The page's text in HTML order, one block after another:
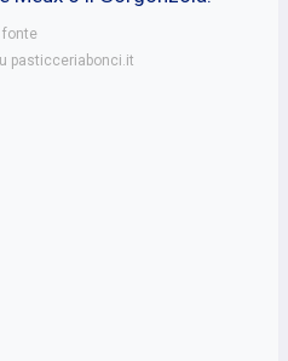
fonte
pasticceriabonci.it